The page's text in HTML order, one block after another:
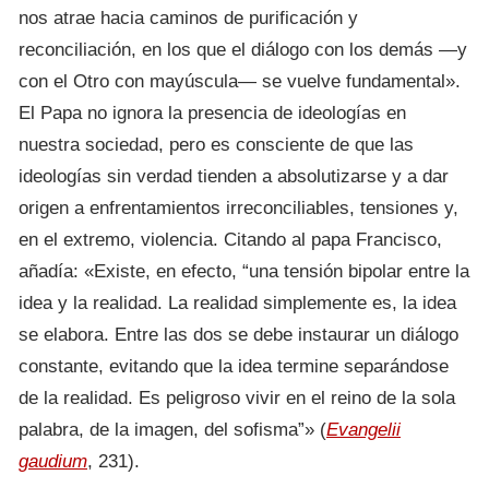
nos atrae hacia caminos de purificación y
reconciliación, en los que el diálogo con los demás —y
con el Otro con mayúscula— se vuelve fundamental».
El Papa no ignora la presencia de ideologías en
nuestra sociedad, pero es consciente de que las
ideologías sin verdad tienden a absolutizarse y a dar
origen a enfrentamientos irreconciliables, tensiones y,
en el extremo, violencia. Citando al papa Francisco,
añadía: «Existe, en efecto, “una tensión bipolar entre la
idea y la realidad. La realidad simplemente es, la idea
se elabora. Entre las dos se debe instaurar un diálogo
constante, evitando que la idea termine separándose
de la realidad. Es peligroso vivir en el reino de la sola
palabra, de la imagen, del sofisma”» (Evangelii
gaudium, 231).